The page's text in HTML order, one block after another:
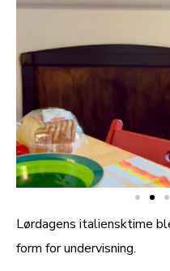
Lørdagens italiensktime
form for undervisning.